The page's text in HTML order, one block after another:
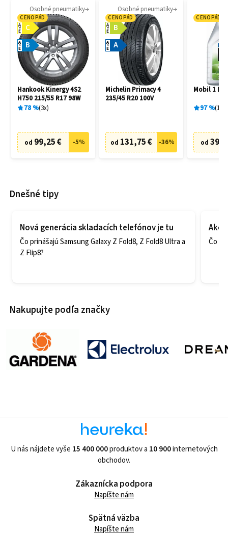
Osobné pneumatiky
CENOPÁD
C
A
E
B
A
E
Hankook Kinergy 4S2
H750 215/55 R17 98W
78% 3x
od 99,25 € -5%
Osobné pneumatiky
CENOPÁD
B
A
E
A
A
E
Michelin Primacy 4
235/45 R20 100V
od 131,75 € -36%
CENOPÁD
Mobil 1
97% 166
od
Dnešné tipy
Nová generácia skladacích telefónov je tu
Čo prinášajú Samsung Galaxy Z Fold8, Z Fold8 Ultra a
Z Flip8?
Ako
Čo
Nakupujte podľa značky
U nás nájdete vyše 15 400 000produktov a 10 900internetových
obchodov.
Zákaznícka podpora
Napíšte nám
Spätná väzba
Napíšte nám